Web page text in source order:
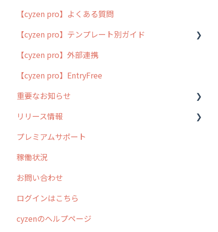
簡易マニュアル
cyzen proの位置情報取得について
用語集
よくある質問
【cyzen pro】よくある質問
【cyzen pro】テンプレート別ガイド
ポスティング
ラウンダー
メンテナンス
外廻り営業
清掃
不動産
【cyzen pro】外部連携
【cyzen pro】EntryFree
重要なお知らせ
過去の重要なお知らせ
障害情報
リリース情報
リリース
2026年のリリース情報
2025年のリリース情報
2024年のリリース情報
2023年のリリース情報
プレミアムサポート
稼働状況
お問い合わせ
ログインはこちら
cyzenのヘルプページ